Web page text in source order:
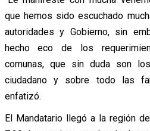
que hemos sido escuchado
autoridades y Gobierno, sin
hecho eco de los
comunas, que sin duda son
ciudadano y sobre todo las
enfatizó.
El Mandatario llegó a la región